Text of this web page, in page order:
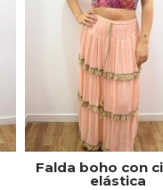
Falda boho con
elástica